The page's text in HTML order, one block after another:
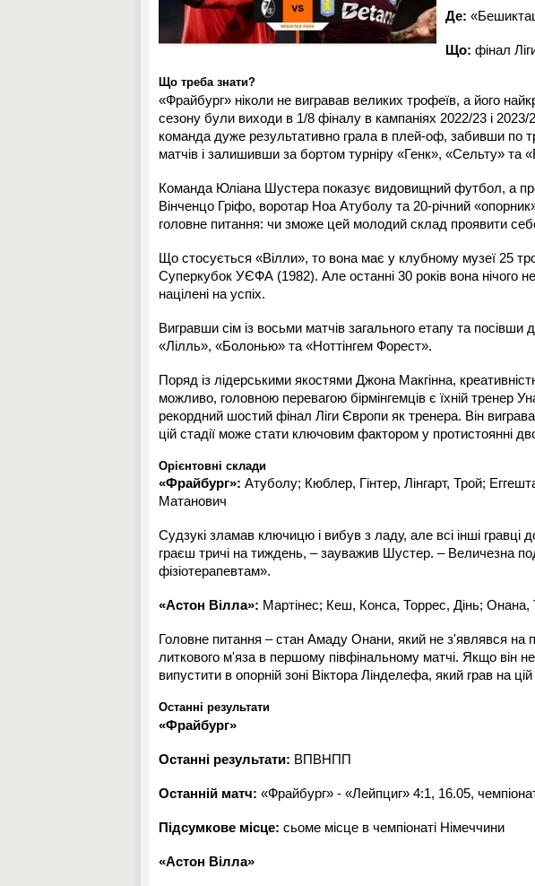
Де:
Що: фінал
Що треба знати?
«Фрайбург» ніколи не вигравав великих трофеїв, а його
сезону були виходи в 1/8 фіналу в кампаніях 2022/23 і 2023/
команда дуже результативно грала в плей-оф, забивши по
матчів і залишивши за бортом турніру «Генк», «Сельту» та
Команда Юліана Шустера показує видовищний футбол, а
Вінченцо Гріфо, воротар Ноа Атуболу та 20-річний
головне питання: чи зможе цей молодий склад проявити
Що стосується «Вілли», то вона має у клубному музеї 25
Суперкубок УЄФА (1982). Але останні 30 років вона нічого
націлені на успіх.
Вигравши сім із восьми матчів загального етапу та
«Лілль», «Болонью» та «Ноттінгем Форест».
Поряд із лідерськими якостями Джона Макгінна,
можливо, головною перевагою бірмінгемців є їхній тренер
рекордний шостий фінал Ліги Європи як тренера. Він
цій стадії може стати ключовим фактором у протистоянні
Орієнтовні склади
«Фрайбург»: Атуболу; Кюблер, Гінтер, Лінгарт, Трой;
Матанович
Судзукі зламав ключицю і вибув з ладу, але всі інші
граєш тричі на тиждень, – зауважив Шустер. – Величезна
фізіотерапевтам».
«Астон Вілла»: Мартінес; Кеш, Конса, Торрес, Дінь; Онана,
Головне питання – стан Амаду Онани, який не з'являвся на
литкового м'яза в першому півфінальному матчі. Якщо він
випустити в опорній зоні Віктора Лінделефа, який грав на цій
Останні результати
«Фрайбург»
Останні результати: ВПВНПП
Останній матч: «Фрайбург» - «Лейпциг» 4:1, 16.05,
Підсумкове місце: сьоме місце в чемпіонаті Німеччини
«Астон Вілла»